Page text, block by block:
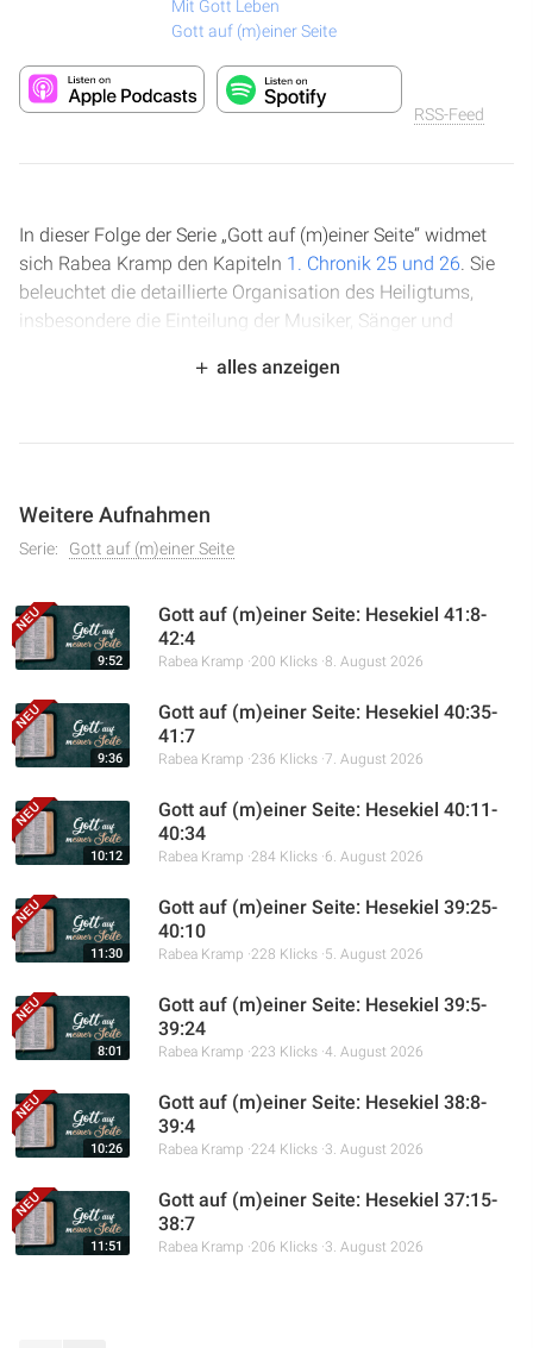
Mit Gott Leben
Gott auf (m)einer Seite
RSS-Feed
In dieser Folge der Serie „Gott auf (m)einer Seite“ widmet
sich Rabea Kramp den Kapiteln 1. Chronik 25 und 26. Sie
beleuchtet die detaillierte Organisation des Heiligtums,
insbesondere die Einteilung der Musiker, Sänger und
von Musik im Gottesdienst, die Notwendigkeit von
heutigen Gottesdienst ziehen können.
alles anzeigen
Weitere Aufnahmen
Serie: Gott auf (m)einer Seite
9:52
Gott auf (m)einer Seite: Hesekiel 41:8-
42:4
Rabea Kramp 200 Klicks 8. August 2026
9:36
Gott auf (m)einer Seite: Hesekiel 40:35-
41:7
Rabea Kramp 236 Klicks 7. August 2026
10:12
Gott auf (m)einer Seite: Hesekiel 40:11-
40:34
Rabea Kramp 284 Klicks 6. August 2026
11:30
Gott auf (m)einer Seite: Hesekiel 39:25-
40:10
Rabea Kramp 228 Klicks 5. August 2026
8:01
Gott auf (m)einer Seite: Hesekiel 39:5-
39:24
Rabea Kramp 223 Klicks 4. August 2026
10:26
Gott auf (m)einer Seite: Hesekiel 38:8-
39:4
Rabea Kramp 224 Klicks 3. August 2026
11:51
Gott auf (m)einer Seite: Hesekiel 37:15-
38:7
Rabea Kramp 206 Klicks 3. August 2026